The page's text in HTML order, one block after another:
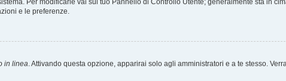
Per modificarle vai sul tuo Pannello di Controllo Utente; generalmente sta in
e le preferenze.
in linea. Attivando questa opzione, apparirai solo agli amministratori e a te stesso.